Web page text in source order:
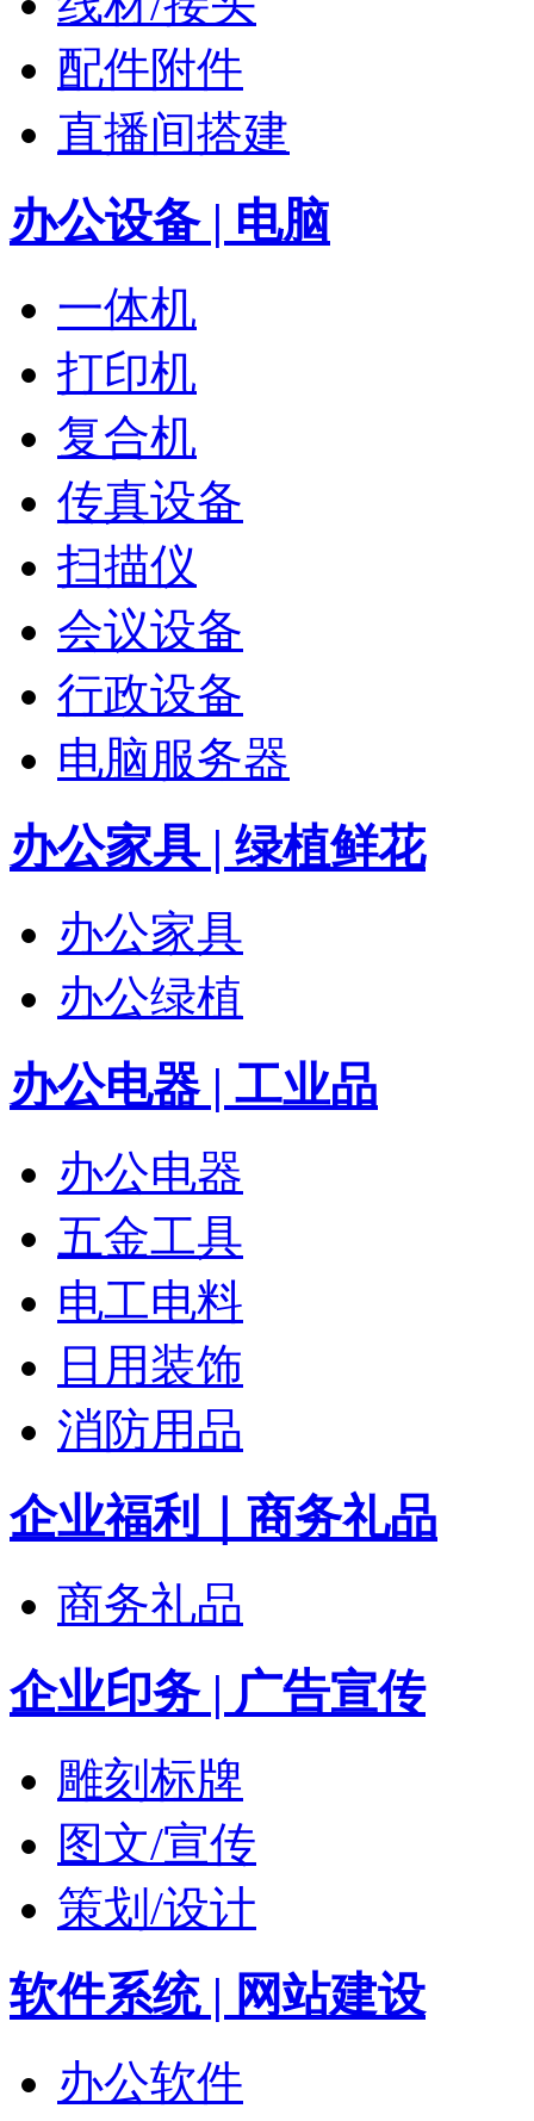
配件附件
直播间搭建
办公设备 | 电脑
一体机
打印机
复合机
传真设备
扫描仪
会议设备
行政设备
电脑服务器
办公家具 | 绿植鲜花
办公家具
办公绿植
办公电器 | 工业品
办公电器
五金工具
电工电料
日用装饰
消防用品
企业福利｜商务礼品
商务礼品
企业印务 | 广告宣传
雕刻标牌
图文/宣传
策划/设计
软件系统 | 网站建设
办公软件